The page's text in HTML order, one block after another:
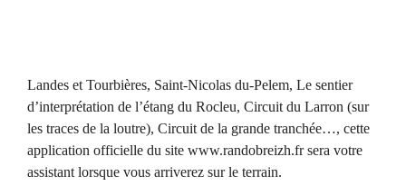
Landes et Tourbières, Saint-Nicolas du-Pelem, Le sentier
d’interprétation de l’étang du Rocleu, Circuit du Larron (sur
les traces de la loutre), Circuit de la grande tranchée…, cette
application officielle du site www.randobreizh.fr sera votre
assistant lorsque vous arriverez sur le terrain.